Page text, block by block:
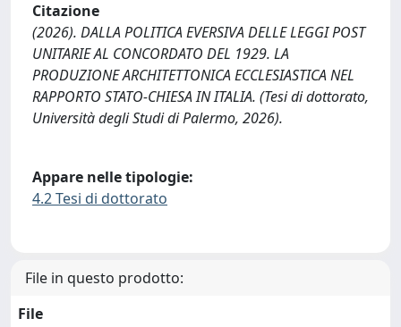
Citazione
(2026). DALLA POLITICA EVERSIVA DELLE LEGGI POST
UNITARIE AL CONCORDATO DEL 1929. LA
PRODUZIONE ARCHITETTONICA ECCLESIASTICA NEL
RAPPORTO STATO-CHIESA IN ITALIA. (Tesi di dottorato,
Università degli Studi di Palermo, 2026).
Appare nelle tipologie:
4.2 Tesi di dottorato
File in questo prodotto:
File